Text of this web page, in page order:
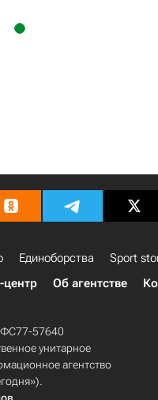
Единоборства Sport
центр Об агентстве
ФС77-57640
унитарное
агентство